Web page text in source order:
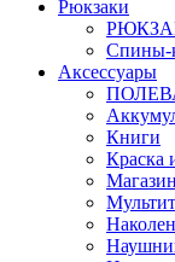
Рюкзаки
Спины-
Аксессуары
Книги
Краска